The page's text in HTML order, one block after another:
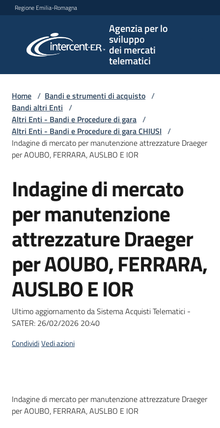
Vai al contenuto
Vai alla navigazione
Vai al footer
Regione Emilia-Romagna
Agenzia per lo
sviluppo
dei mercati
telematici
per lo
sviluppo
telematici
L'Agenzia
Bandi
di
acquisto
Supporto
telematiche
site
Home / Bandi e strumenti di acquisto /
Bandi altri Enti /
Altri Enti - Bandi e Procedure di gara /
Altri Enti - Bandi e Procedure di gara CHIUSI /
Indagine di mercato per manutenzione attrezzature Draeger
per AOUBO, FERRARA, AUSLBO E IOR
Salta al contenuto
Indagine di mercato
per manutenzione
attrezzature Draeger
per AOUBO, FERRARA,
AUSLBO E IOR
Ultimo aggiornamento da Sistema Acquisti Telematici -
SATER: 26/02/2026 20:40
CondividiVedi azioni
Dati del bando
Indagine di mercato per manutenzione attrezzature Draeger
per AOUBO, FERRARA, AUSLBO E IOR